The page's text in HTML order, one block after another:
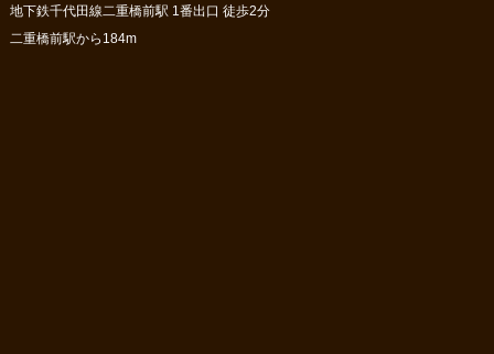
地下鉄千代田線二重橋前駅 1番出口 徒歩2分
二重橋前駅から184m